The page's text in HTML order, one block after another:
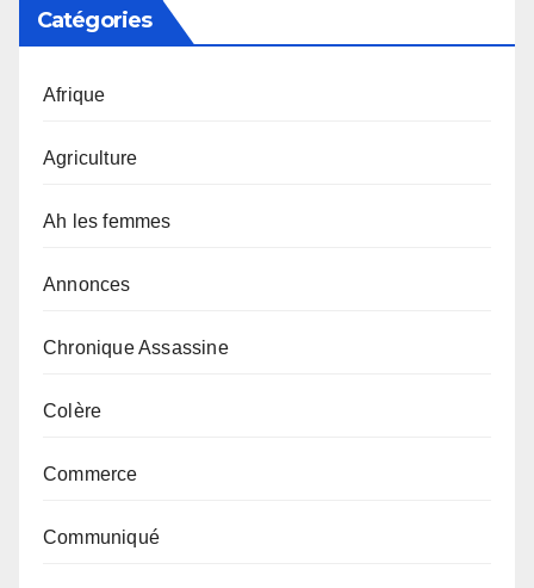
Catégories
Afrique
Agriculture
Ah les femmes
Annonces
Chronique Assassine
Colère
Commerce
Communiqué